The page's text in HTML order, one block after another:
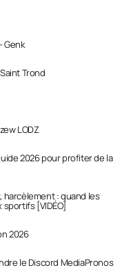
Genk
Trond
LODZ
2026 pour profiter de la
harcèlement : quand les
sportifs [VIDÉO]
2026
le Discord MediaPronos